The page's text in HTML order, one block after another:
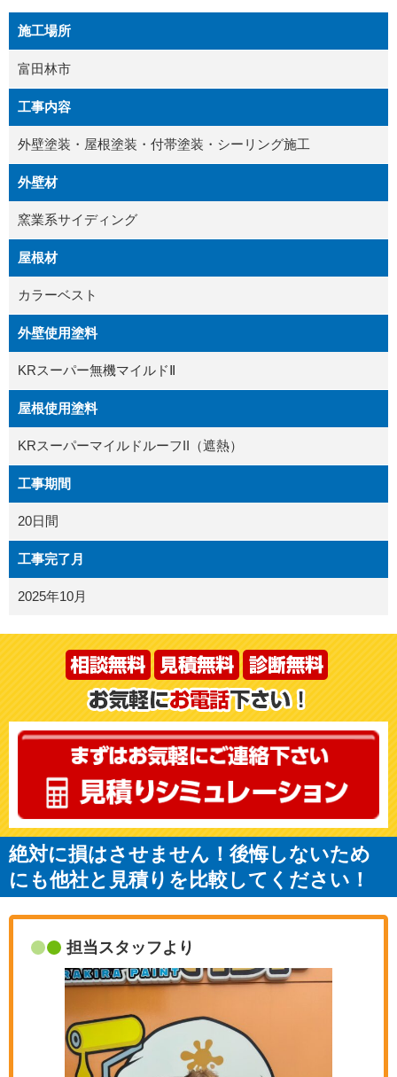
施工場所
富田林市
工事内容
外壁塗装・屋根塗装・付帯塗装・シーリング施工
外壁材
窯業系サイディング
屋根材
カラーベスト
外壁使用塗料
KRスーパー無機マイルドⅡ
屋根使用塗料
KRスーパーマイルドルーフII（遮熱）
工事期間
20日間
工事完了月
2025年10月
絶対に損はさせません！後悔しないため
にも他社と見積りを比較してください！
担当スタッフより